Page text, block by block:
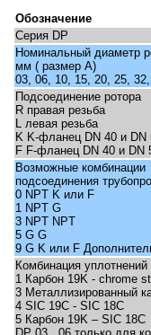
Обозначение
Серия DP
Номинальный диаметр
мм ( размер A)
03, 06, 10, 15, 20, 25,
Подсоединение ротора
R правая резьба
L левая резьба
K K-фланец DN 40 и DN
F F-фланец DN 40 и DN
Возможные комбинации
подсоединения
0 NPT K или F
1 NPT G
3 NPT NPT
5 G G
9 G K или F
Комбинация уплотнений
1 Карбон 19K - chrome
3 Металлизированный
4 SIC 19C - SIC 18C
5 Карбон 19K – SIC 18C